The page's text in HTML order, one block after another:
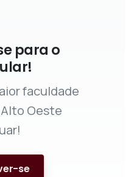
para o
faculdade
Oeste
se